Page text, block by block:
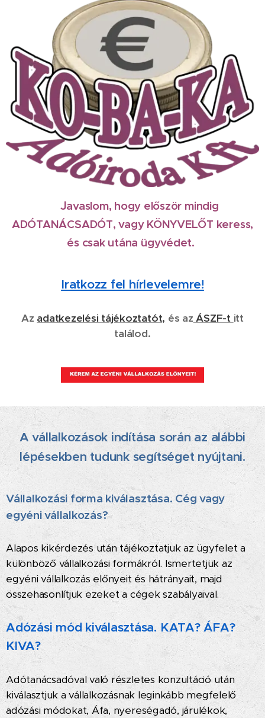
Javaslom, hogy először mindig
ADÓTANÁCSADÓT, vagy KÖNYVELŐT keress,
és csak utána ügyvédet.
Iratkozz fel hírlevelemre!
Az adatkezelési tájékoztatót, és az ÁSZF-t itt
találod.
A vállalkozások indítása során az alábbi
lépésekben tudunk segítséget nyújtani.
Vállalkozási forma kiválasztása. Cég vagy
egyéni vállalkozás?
Alapos kikérdezés után tájékoztatjuk az ügyfelet a
különböző vállalkozási formákról. Ismertetjük az
egyéni vállalkozás előnyeit és hátrányait, majd
összehasonlítjuk ezeket a cégek szabályaival.
Adózási mód kiválasztása. KATA? ÁFA?
KIVA?
Adótanácsadóval való részletes konzultáció után
kiválasztjuk a vállalkozásnak leginkább megfelelő
adózási módokat, Áfa, nyereségadó, járulékok,